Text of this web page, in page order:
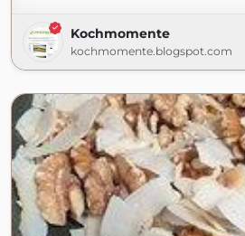
Kochmomente
kochmomente.blogspot.com